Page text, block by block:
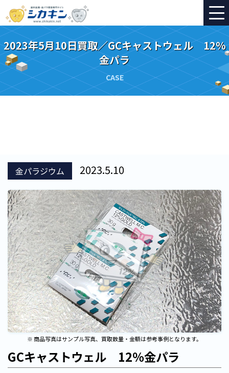
2023年5月10日買取／GCキャストウェル 12％
金パラ
CASE
金パラジウム 2023.5.10
※ 商品写真はサンプル写真、買取数量・金額は参考事例となります。
GCキャストウェル 12％金パラ